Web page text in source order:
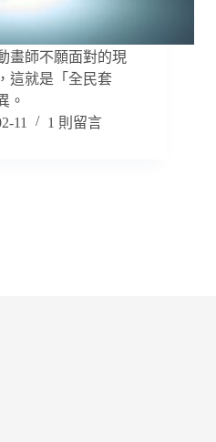
畫師不願面對的現
這就是「全民套
。
11 1 則留言